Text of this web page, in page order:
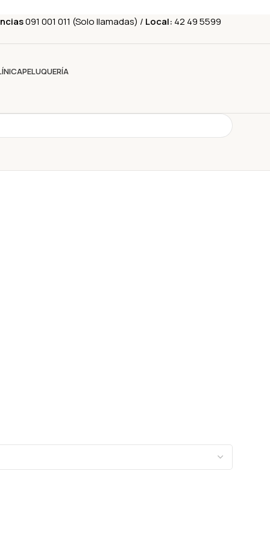
091 001 011 (Solo llamadas) / Local: 42 49 5599
PELUQUERÍA